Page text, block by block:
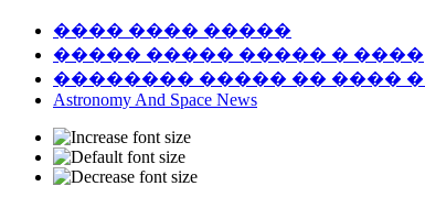
���� ���� �����
����� ����� ����� � ����
�������� ����� �� ����
Astronomy And Space News